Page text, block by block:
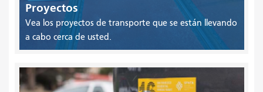
Proyectos
Vea los proyectos de transporte que se están llevando
a cabo cerca de usted.